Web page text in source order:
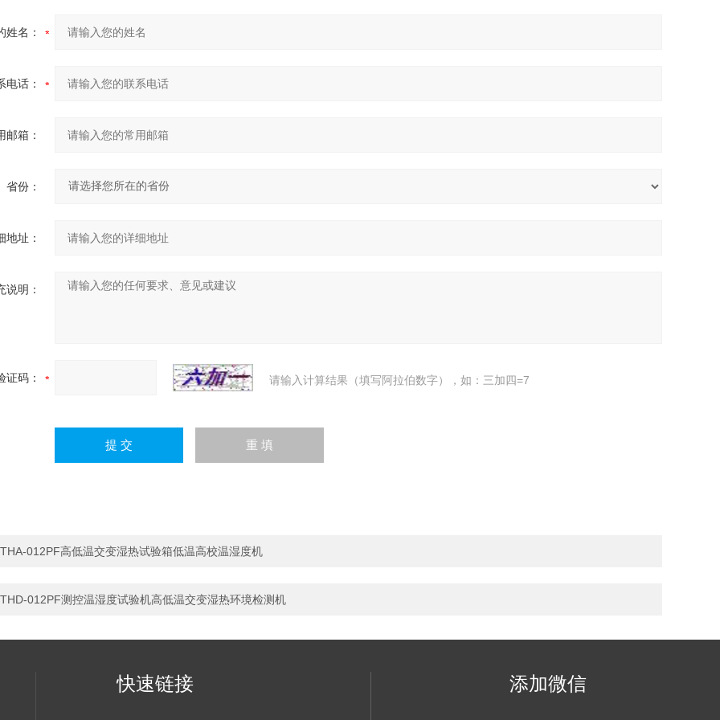
姓名：
电话：
邮箱：
省份：
地址：
说明：
证码： 请输入计算结果（填写阿拉伯数字），如：三加四=7
THA-012PF高低温交变湿热试验箱低温高校温湿度机
THD-012PF测控温湿度试验机高低温交变湿热环境检测机
快速链接 添加微信